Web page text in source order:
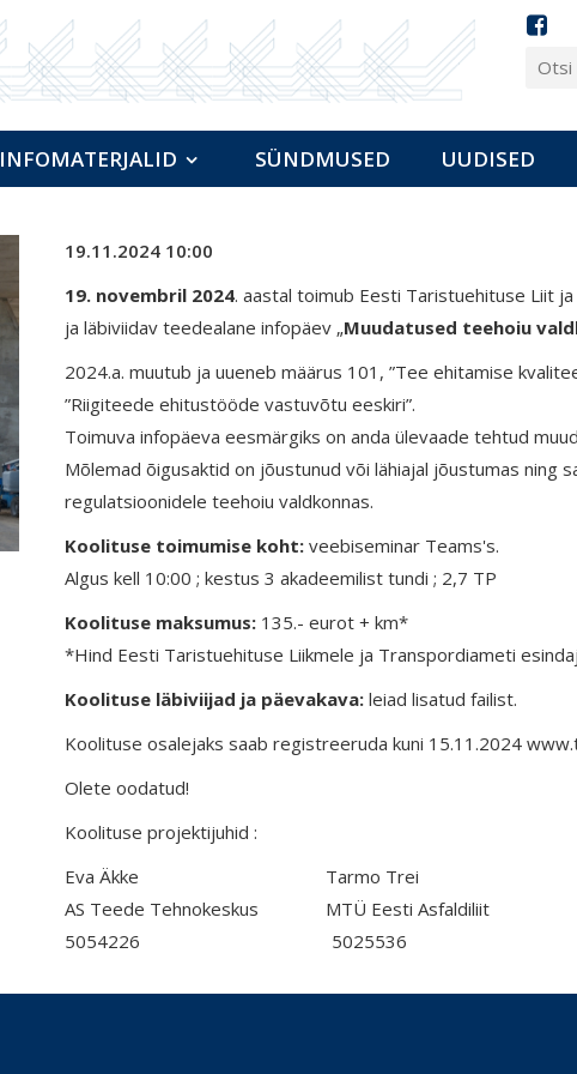
INFOMATERJALID SÜNDMUSED UUDISED
19.11.2024 10:00
19. novembril 2024. aastal toimub Eesti Taristuehituse Liit
ja läbiviidav teedealane infopäev „Muudatused teehoiu
2024.a. muutub ja uueneb määrus 101, ”Tee ehitamise
”Riigiteede ehitustööde vastuvõtu eeskiri”.
Toimuva infopäeva eesmärgiks on anda ülevaade tehtud
Mõlemad õigusaktid on jõustunud või lähiajal jõustumas ning
regulatsioonidele teehoiu valdkonnas.
Koolituse toimumise koht: veebiseminar Teams's.
Algus kell 10:00 ; kestus 3 akadeemilist tundi ; 2,7 TP
Koolituse maksumus: 135.- eurot + km*
*Hind Eesti Taristuehituse Liikmele ja Transpordiameti
Koolituse läbiviijad ja päevakava: leiad lisatud failist.
Koolituse osalejaks saab registreeruda kuni 15.11.2024
Olete oodatud!
Koolituse projektijuhid :
Eva Äkke Tarmo Trei
AS Teede Tehnokeskus MTÜ Eesti Asfaldiliit
5054226 5025536